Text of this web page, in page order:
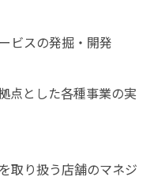
スの発掘・開発
とした各種事業の実
り扱う店舗のマネジ